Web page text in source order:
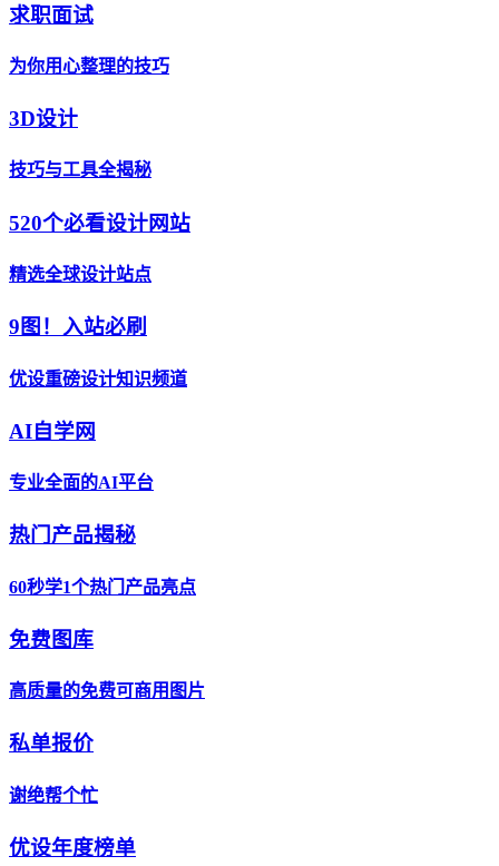
求职面试
为你用心整理的技巧
3D设计
技巧与工具全揭秘
520个必看设计网站
精选全球设计站点
9图！入站必刷
优设重磅设计知识频道
AI自学网
专业全面的AI平台
热门产品揭秘
60秒学1个热门产品亮点
免费图库
高质量的免费可商用图片
私单报价
谢绝帮个忙
优设年度榜单